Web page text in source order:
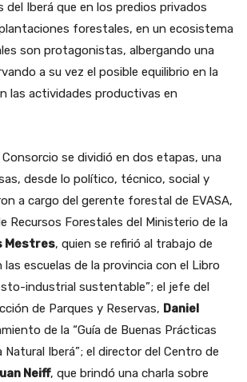
del Iberá que en los predios privados
forestales, en un ecosistema
son protagonistas, albergando una
a su vez el posible equilibrio en la
las actividades productivas en
se dividió en dos etapas, una
desde lo político, técnico, social y
a cargo del gerente forestal de EVASA,
Recursos Forestales del Ministerio de la
Mestres, quien se refirió al trabajo de
escuelas de la provincia con el Libro
industrial sustentable”; el jefe del
de Parques y Reservas, Daniel
de la “Guía de Buenas Prácticas
Iberá”; el director del Centro de
Neiff, que brindó una charla sobre